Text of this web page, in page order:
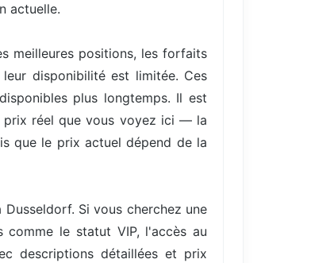
actuelle.
meilleures positions, les forfaits
disponibilité est limitée. Ces
plus longtemps. Il est
prix réel que vous voyez ici — la
que le prix actuel dépend de la
Si vous cherchez une
le statut VIP, l'accès au
descriptions détaillées et prix